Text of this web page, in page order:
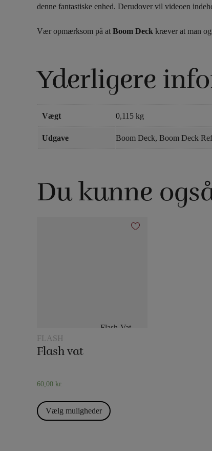
denne fantastiske enhed. Derudover vil videoen
Vær opmærksom på at Boom Deck kræver at man
Yderligere
Vægt 0,115 kg
Udgave Boom Deck, Boom Deck
Du kunne
FLASH
Flash vat
60,00 kr.
Vælg muligheder